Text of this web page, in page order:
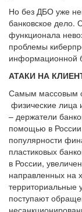
Но без ДБО уже
банковское дело.
функционала
проблемы
информационной
АТАКИ НА
Самым массовым
физические лица
– держатели
помощью в
популярности
пластиковых
в России,
направленных на
территориальные
поступают